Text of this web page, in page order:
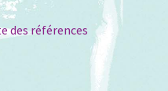
des références